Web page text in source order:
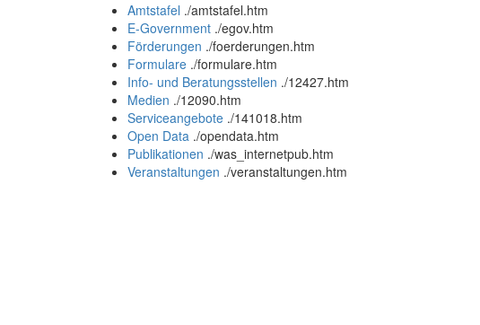
Amtstafel ./amtstafel.htm
E-Government ./egov.htm
Förderungen ./foerderungen.htm
Formulare ./formulare.htm
Info- und Beratungsstellen ./12427.htm
Medien ./12090.htm
Serviceangebote ./141018.htm
Open Data ./opendata.htm
Publikationen ./was_internetpub.htm
Veranstaltungen ./veranstaltungen.htm